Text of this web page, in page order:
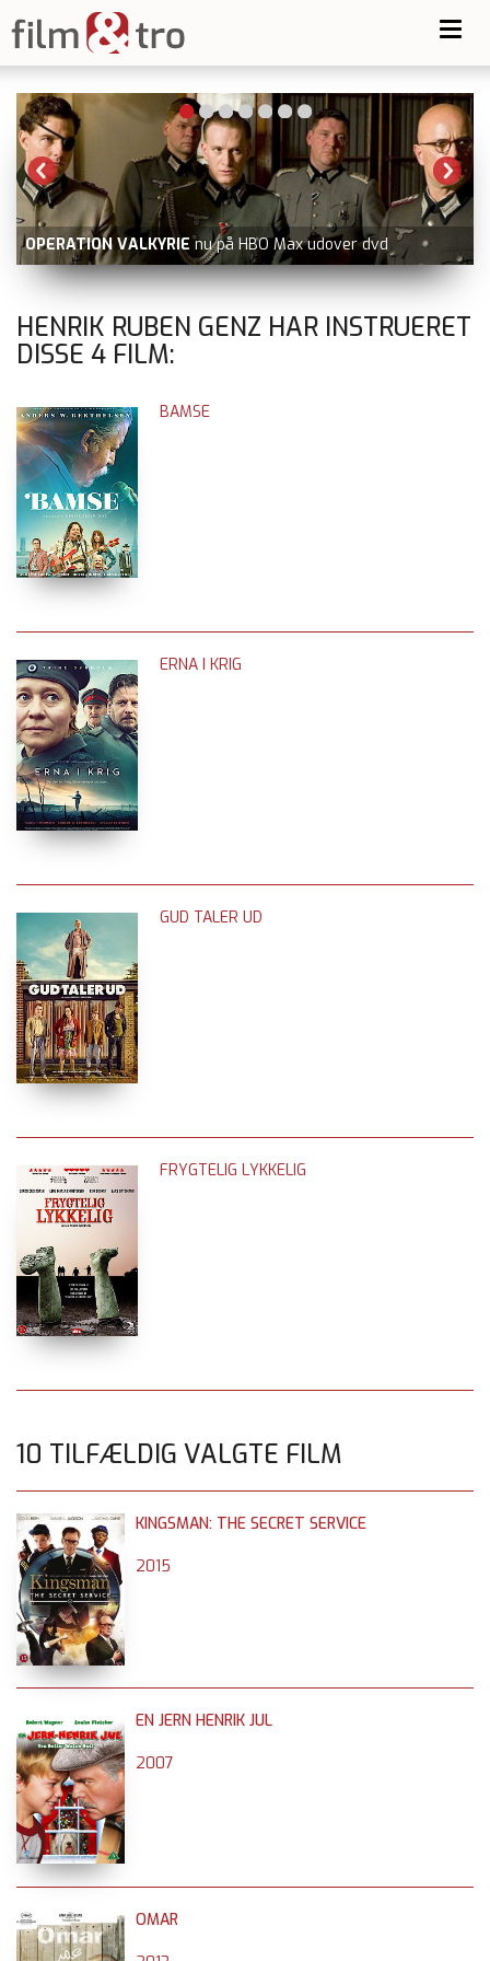
OPERATION VALKYRIE nu på HBO Max udover dvd
HENRIK RUBEN GENZ HAR INSTRUERET
DISSE 4 FILM:
BAMSE
ERNA I KRIG
GUD TALER UD
FRYGTELIG LYKKELIG
10 TILFÆLDIG VALGTE FILM
KINGSMAN: THE SECRET SERVICE
2015
EN JERN HENRIK JUL
2007
OMAR